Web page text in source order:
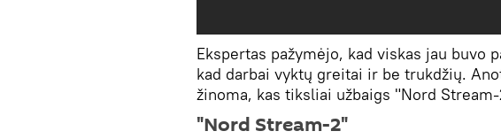
Ekspertas pažymėjo, kad viskas jau buvo
kad darbai vyktų greitai ir be trukdžių.
žinoma, kas tiksliai užbaigs "Nord
"Nord Stream-2"